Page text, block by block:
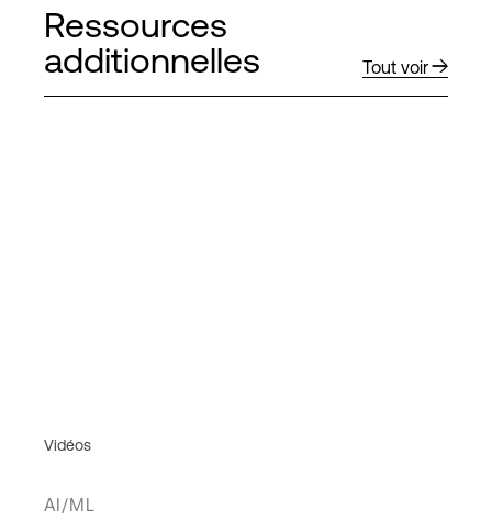
Ressources
additionnelles
Tout voir
Vidéos
AI/ML